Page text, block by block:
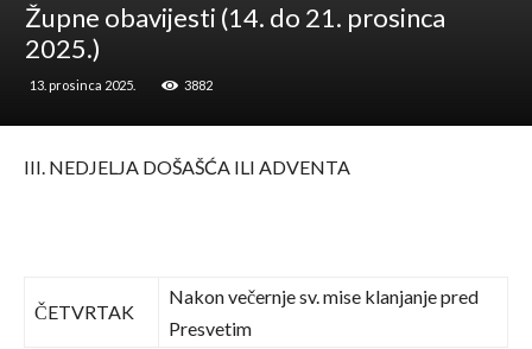
Župne obavijesti (14. do 21. prosinca
2025.)
13. prosinca 2025. 3882
III. NEDJELJA DOŠAŠĆA ILI ADVENTA
ČETVRTAK
Nakon večernje sv. mise klanjanje pred
Presvetim